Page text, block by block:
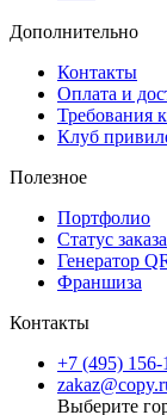
Дополнительно
Контакты
Оплата и
Требования
Клуб
Полезное
Портфолио
Статус заказа
Генератор
Франшиза
Контакты
+7 (495) 156-